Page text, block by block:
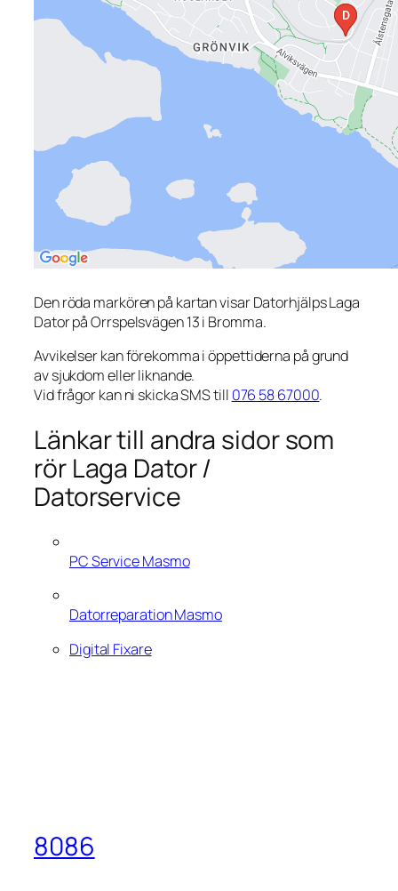
Den röda markören på kartan visar Datorhjälps Laga
Dator på Orrspelsvägen 13 i Bromma.
Avvikelser kan förekomma i öppettiderna på grund
av sjukdom eller liknande.
Vid frågor kan ni skicka SMS till 076 58 67000.
Länkar till andra sidor som
rör Laga Dator /
Datorservice
PC Service Masmo
Datorreparation Masmo
Digital Fixare
8086